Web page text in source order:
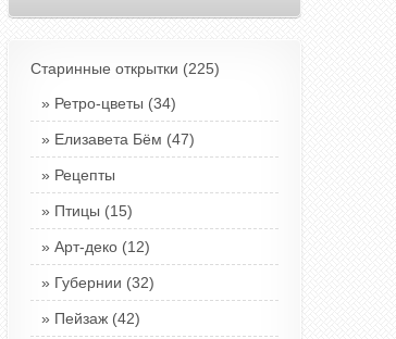
Старинные открытки (225)
Ретро-цветы (34)
Елизавета Бём (47)
Рецепты
Птицы (15)
Арт-деко (12)
Губернии (32)
Пейзаж (42)